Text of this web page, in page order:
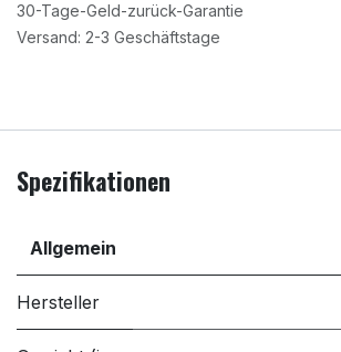
30-Tage-Geld-zurück-Garantie
Versand: 2-3 Geschäftstage
Spezifikationen
Allgemein
Hersteller